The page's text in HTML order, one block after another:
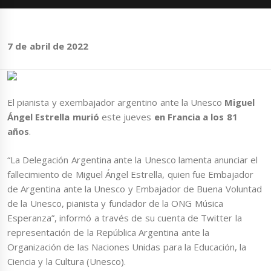
7 de abril de 2022
El pianista y exembajador argentino ante la Unesco Miguel
Ángel Estrella murió este jueves en Francia a los 81
años.
“La Delegación Argentina ante la Unesco lamenta anunciar el
fallecimiento de Miguel Ángel Estrella, quien fue Embajador
de Argentina ante la Unesco y Embajador de Buena Voluntad
de la Unesco, pianista y fundador de la ONG Música
Esperanza”, informó a través de su cuenta de Twitter la
representación de la República Argentina ante la
Organización de las Naciones Unidas para la Educación, la
Ciencia y la Cultura (Unesco).